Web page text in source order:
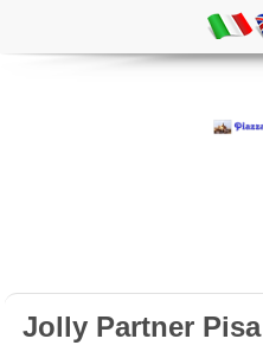
Jolly Partner Pisa